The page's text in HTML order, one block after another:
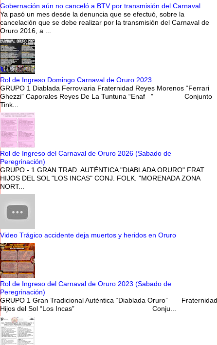
Gobernación aún no canceló a BTV por transmisión del Carnaval
Ya pasó un mes desde la denuncia que se efectuó, sobre la
cancelación que se debe realizar por la transmisión del Carnaval de
Oruro 2016, a ...
Rol de Ingreso Domingo Carnaval de Oruro 2023
GRUPO 1 Diablada Ferroviaria Fraternidad Reyes Morenos “Ferrari
Ghezzi” Caporales Reyes De La Tuntuna “Enaf ” Conjunto
Tink...
Rol de Ingreso del Carnaval de Oruro 2026 (Sabado de
Peregrinación)
GRUPO - 1 GRAN TRAD. AUTÉNTICA "DIABLADA ORURO" FRAT.
HIJOS DEL SOL "LOS INCAS" CONJ. FOLK. "MORENADA ZONA
NORT...
Video Trágico accidente deja muertos y heridos en Oruro
Rol de Ingreso del Carnaval de Oruro 2023 (Sabado de
Peregrinación)
GRUPO 1 Gran Tradicional Auténtica “Diablada Oruro” Fraternidad
Hijos del Sol “Los Incas” Conju...